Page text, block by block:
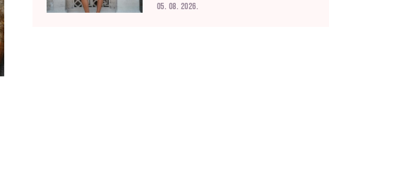
05. 08. 2026.